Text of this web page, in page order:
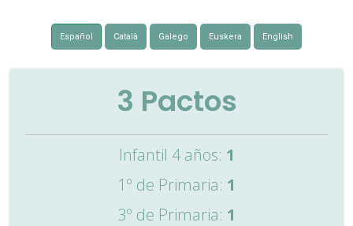
Español Català Galego Euskera English
3 Pactos
Infantil 4 años: 1
1º de Primaria: 1
3º de Primaria: 1